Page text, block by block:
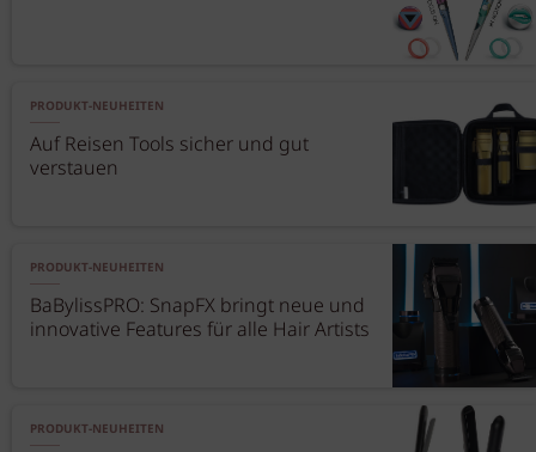
PRODUKT-NEUHEITEN
Auf Reisen Tools sicher und gut
verstauen
PRODUKT-NEUHEITEN
BaBylissPRO: SnapFX bringt neue und
innovative Features für alle Hair Artists
PRODUKT-NEUHEITEN